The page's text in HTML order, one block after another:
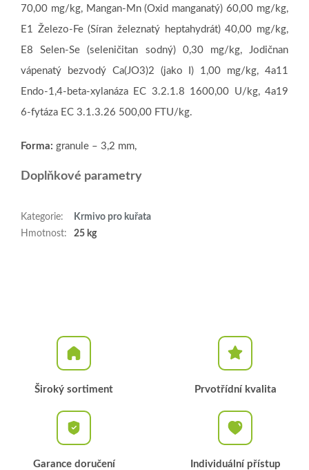
70,00 mg/kg, Mangan-Mn (Oxid manganatý) 60,00 mg/kg,
E1 Železo-Fe (Síran železnatý heptahydrát) 40,00 mg/kg,
E8 Selen-Se (seleničitan sodný) 0,30 mg/kg, Jodičnan
vápenatý bezvodý Ca(JO3)2 (jako I) 1,00 mg/kg, 4a11
Endo-1,4-beta-xylanáza EC 3.2.1.8 1600,00 U/kg, 4a19
6-fytáza EC 3.1.3.26 500,00 FTU/kg.
Forma: granule – 3,2 mm,
Doplňkové parametry
Kategorie:
Krmivo pro kuřata
Hmotnost: 25 kg
Široký sortiment Prvotřídní kvalita
Garance doručení Individuální přístup